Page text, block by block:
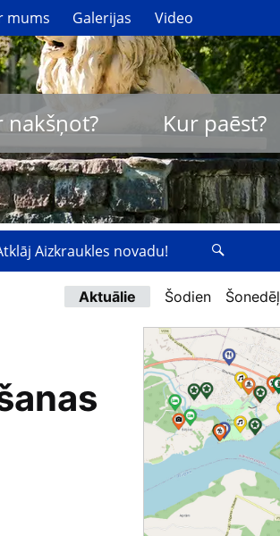
mums Galerijas Video
nakšņot? Kur paēst?
Aizkraukles novadu!
Aktuālie Šodien Šonedēļ